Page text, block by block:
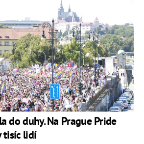
do duhy. Na Prague Pride
tisíc lidí